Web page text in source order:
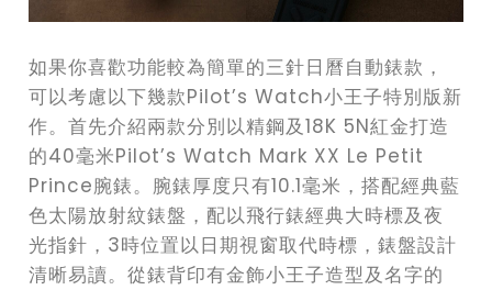
如果你喜歡功能較為簡單的三針日曆自動錶款，
可以考慮以下幾款Pilot’s Watch小王子特別版新
作。首先介紹兩款分別以精鋼及18K 5N紅金打造
的40毫米Pilot’s Watch Mark XX Le Petit
Prince腕錶。腕錶厚度只有10.1毫米，搭配經典藍
色太陽放射紋錶盤，配以飛行錶經典大時標及夜
光指針，3時位置以日期視窗取代時標，錶盤設計
清晰易讀。從錶背印有金飾小王子造型及名字的